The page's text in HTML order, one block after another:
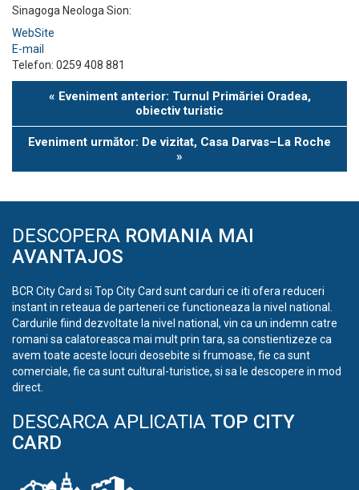
Sinagoga Neologa Sion:
WebSite
E-mail
Telefon: 0259 408 881
Eveniment
« Eveniment anterior: Turnul Primăriei Oradea,
obiectiv turistic
Eveniment următor: De vizitat, Casa Darvas–La Roche
»
DESCOPERA ROMANIA MAI
AVANTAJOS
BCR City Card si Top City Card sunt carduri ce iti ofera reduceri
instant in reteaua de parteneri ce functioneaza la nivel national.
Cardurile fiind dezvoltate la nivel national, vin ca un indemn catre
romani sa calatoreasca mai mult prin tara, sa constientizeze ca
avem toate aceste locuri deosebite si frumoase, fie ca sunt
comerciale, fie ca sunt cultural-turistice, si sa le descopere in mod
direct.
DESCARCA APLICATIA TOP CITY
CARD